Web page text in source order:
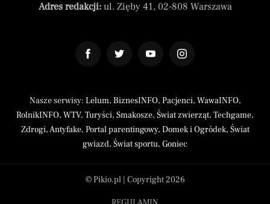
Adres redakcji:ul. Zięby 41, 02-808 Warszawa
Nasze serwisy: Lelum, BiznesINFO, Pacjenci, WawaINFO,
RolnikINFO, WTV, Turyści, Smakosze, Świat zwierząt, Techgame,
Zdrogi,Antyfake, Portal parentingowy, Domek i Ogródek, Świat
gwiazd, Świat sportu, Goniec
© Pikio.pl | Copyright 2026